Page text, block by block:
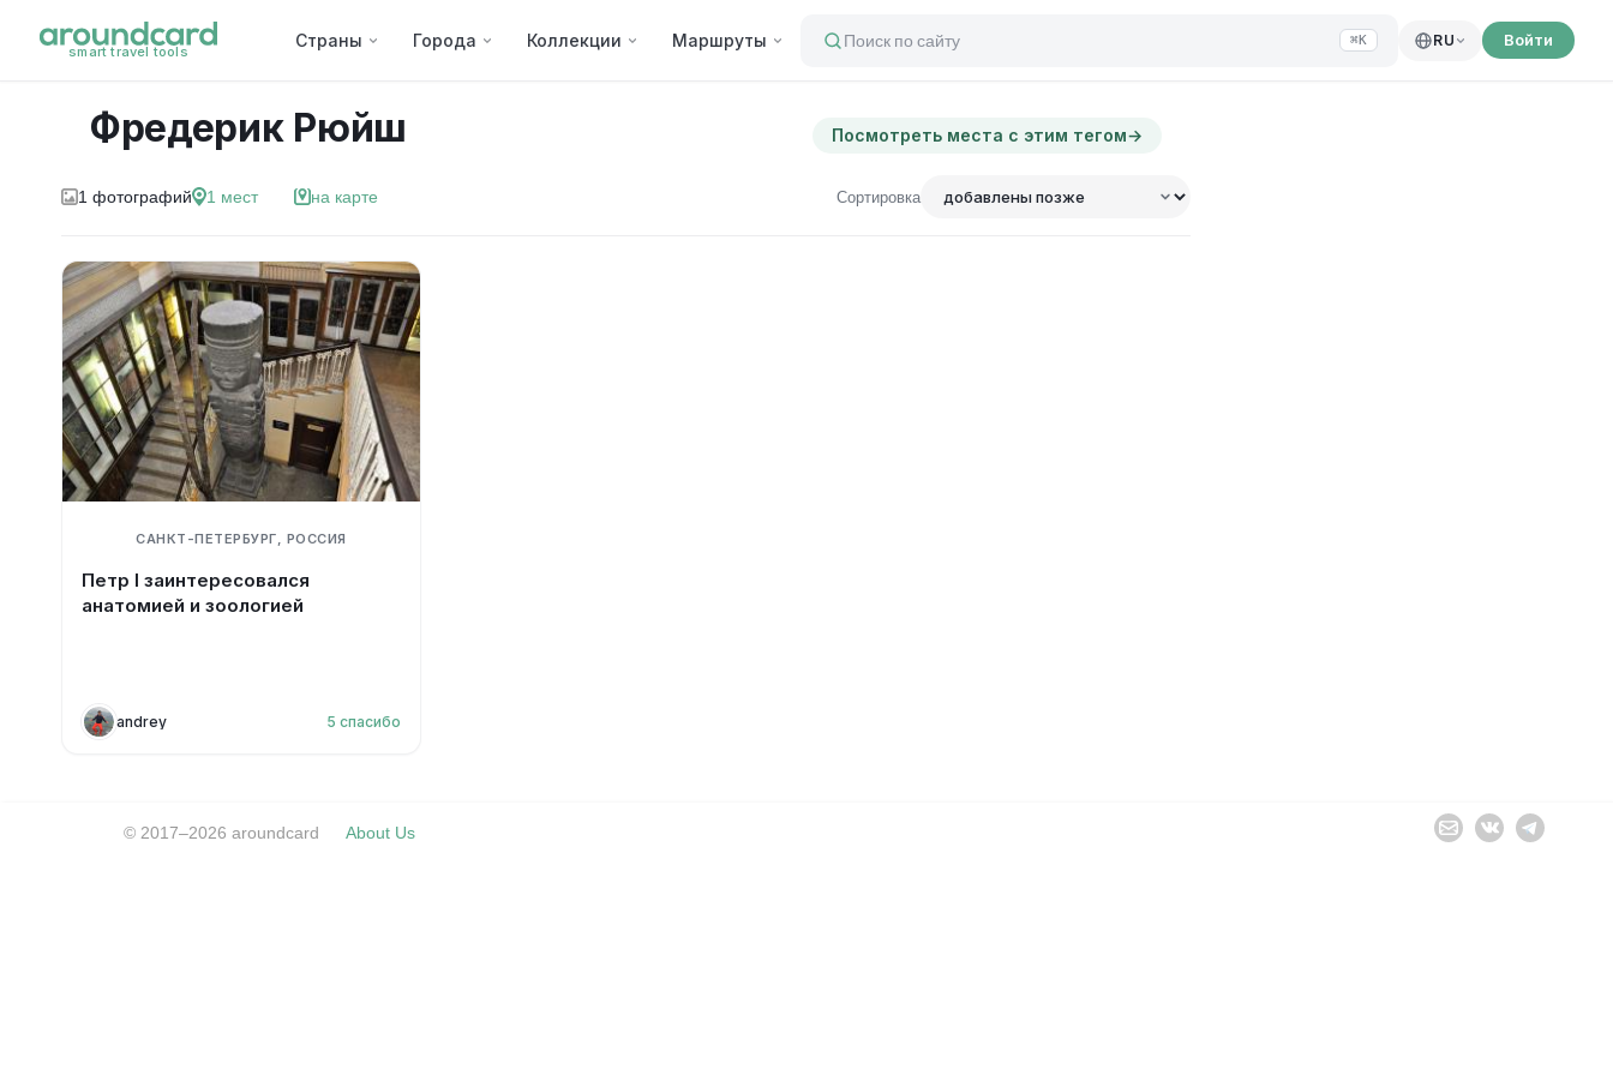
smart travel tools
Страны Города Коллекции Маршруты Поиск по сайту ⌘K RU Войти
Фредерик Рюйш Посмотреть места с этим тегом→
1 фотографий 1 мест на карте Сортировка
САНКТ-ПЕТЕРБУРГ, РОССИЯ
Петр I заинтересовался
анатомией и зоологией
andrey 5 спасибо
© 2017–2026 aroundcard About Us